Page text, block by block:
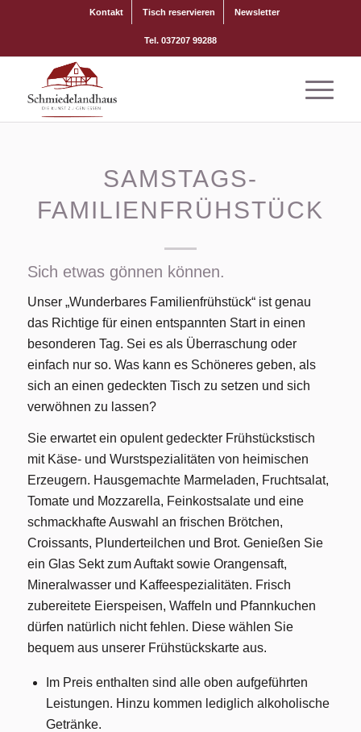
Kontakt Tisch reservieren Newsletter
Tel. 037207 99288
SAMSTAGS-
FAMILIENFRÜHSTÜCK
Sich etwas gönnen können.
Unser „Wunderbares Familienfrühstück“ ist genau
das Richtige für einen entspannten Start in einen
besonderen Tag. Sei es als Überraschung oder
einfach nur so. Was kann es Schöneres geben, als
sich an einen gedeckten Tisch zu setzen und sich
verwöhnen zu lassen?
Sie erwartet ein opulent gedeckter Frühstückstisch
mit Käse- und Wurstspezialitäten von heimischen
Erzeugern. Hausgemachte Marmeladen, Fruchtsalat,
Tomate und Mozzarella, Feinkostsalate und eine
schmackhafte Auswahl an frischen Brötchen,
Croissants, Plunderteilchen und Brot. Genießen Sie
ein Glas Sekt zum Auftakt sowie Orangensaft,
Mineralwasser und Kaffeespezialitäten. Frisch
zubereitete Eierspeisen, Waffeln und Pfannkuchen
dürfen natürlich nicht fehlen. Diese wählen Sie
bequem aus unserer Frühstückskarte aus.
Im Preis enthalten sind alle oben aufgeführten
Leistungen. Hinzu kommen lediglich alkoholische
Getränke.